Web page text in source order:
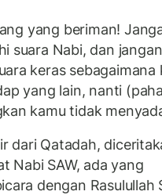
yang beriman!
suara Nabi, dan
keras sebagaimana
yang lain, nanti
kamu tidak
dari Qatadah,
Nabi SAW, ada yang
dengan Rasulullah